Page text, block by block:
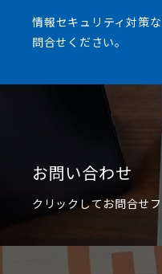
情報セキュリティ対策
問合せください。
お問い合わせ
クリックしてお問合せ